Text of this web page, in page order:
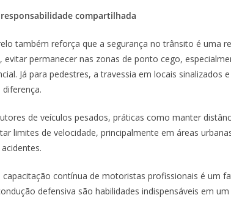
responsabilidade compartilhada
também reforça que a segurança no trânsito é uma
evitar permanecer nas zonas de ponto cego,
Já para pedestres, a travessia em locais sinalizados
de veículos pesados, práticas como manter
limites de velocidade, principalmente em áreas
capacitação contínua de motoristas profissionais é um
defensiva são habilidades indispensáveis em